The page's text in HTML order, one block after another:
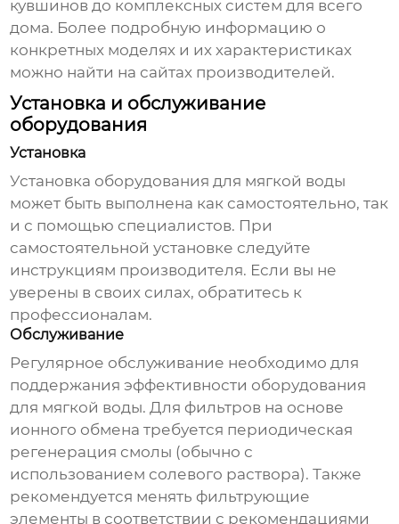
кувшинов до комплексных систем для всего
дома. Более подробную информацию о
конкретных моделях и их характеристиках
можно найти на сайтах производителей.
Установка и обслуживание
оборудования
Установка
Установка оборудования для мягкой воды
может быть выполнена как самостоятельно, так
и с помощью специалистов. При
самостоятельной установке следуйте
инструкциям производителя. Если вы не
уверены в своих силах, обратитесь к
профессионалам.
Обслуживание
Регулярное обслуживание необходимо для
поддержания эффективности оборудования
для мягкой воды. Для фильтров на основе
ионного обмена требуется периодическая
регенерация смолы (обычно с
использованием солевого раствора). Также
рекомендуется менять фильтрующие
элементы в соответствии с рекомендациями